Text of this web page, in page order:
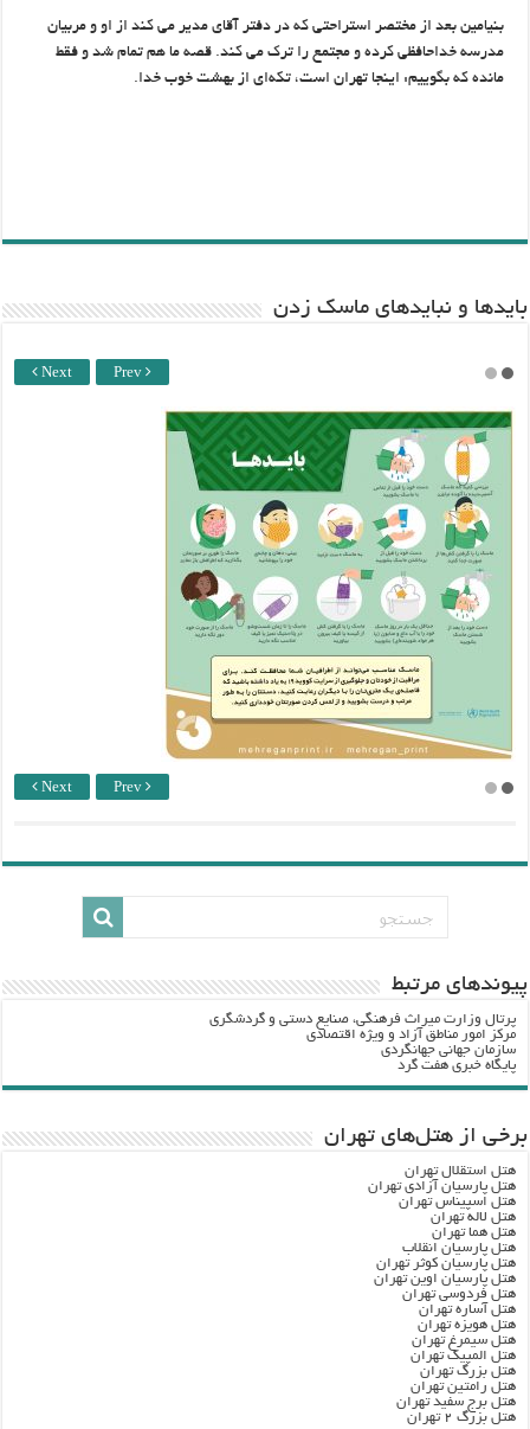
بنیامین بعد از مختصر استراحتی که در دفتر آقای مدیر می کند از او و مربیان
مدرسه خداحافظی کرده و مجتمع را ترک می کند. قصه ما هم تمام شد و فقط
مانده که بگوییم: اینجا تهران است، تکه‌ای از بهشت خوب خدا.
باید‌ها و نبایدهای ماسک زدن
Next Prev
Next Prev
پيوندهاي مرتبط
پرتال وزارت ميراث فرهنگي، صنایع دستی و گردشگري
مرکز امور مناطق آزاد و ویژه اقتصادی
سازمان جهانی جهانگردی
پایگاه خبری هفت گرد
برخی از هتل‌های تهران
هتل استقلال تهران
هتل پارسیان آزادی تهران
هتل اسپیناس تهران
هتل لاله تهران
هتل هما تهران
هتل پارسیان انقلاب
هتل پارسیان کوثر تهران
هتل پارسیان اوین تهران
هتل فردوسی تهران
هتل آساره تهران
هتل هویزه تهران
هتل سیمرغ تهران
هتل المپیک تهران
هتل بزرگ تهران
هتل رامتین تهران
هتل برج سفید تهران
هتل بزرگ ۲ تهران